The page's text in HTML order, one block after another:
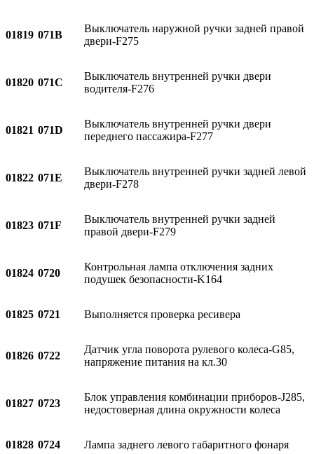
01819 071B
Выключатель наружной ручки задней правой
двери-F275
01820 071C
Выключатель внутренней ручки двери
водителя-F276
01821 071D
Выключатель внутренней ручки двери
переднего пассажира-F277
01822 071E
Выключатель внутренней ручки задней левой
двери-F278
01823 071F
Выключатель внутренней ручки задней
правой двери-F279
01824 0720
Контрольная лампа отключения задних
подушек безопасности-K164
01825 0721 Выполняется проверка ресивера
01826 0722
Датчик угла поворота рулевого колеса-G85,
напряжение питания на кл.30
01827 0723
Блок управления комбинации приборов-J285,
недостоверная длина окружности колеса
01828 0724 Лампа заднего левого габаритного фонаря